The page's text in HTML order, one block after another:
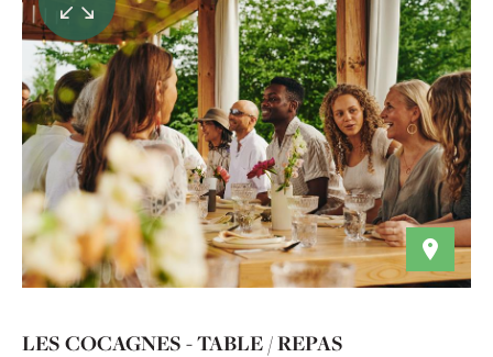
LES COCAGNES - TABLE / REPAS